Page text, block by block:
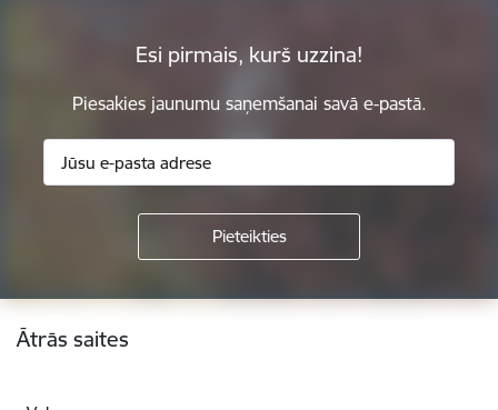
Esi pirmais, kurš uzzina!
Piesakies jaunumu saņemšanai savā e-pastā.
Kājene
Ātrās saites